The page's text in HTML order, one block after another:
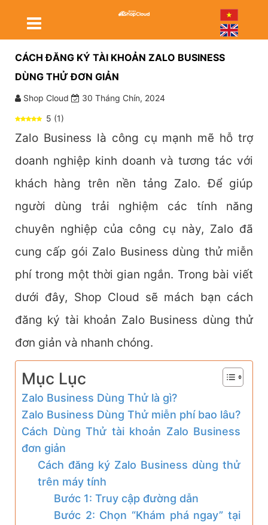
CÁCH ĐĂNG KÝ TÀI KHOẢN ZALO BUSINESS
DÙNG THỬ ĐƠN GIẢN
Shop Cloud
30 Tháng Chín, 2024
5 (1)
Zalo Business là công cụ mạnh mẽ hỗ trợ
doanh nghiệp kinh doanh và tương tác với
khách hàng trên nền tảng Zalo. Để giúp
người dùng trải nghiệm các tính năng
chuyên nghiệp của công cụ này, Zalo đã
cung cấp gói Zalo Business dùng thử miễn
phí trong một thời gian ngắn. Trong bài viết
dưới đây, Shop Cloud sẽ mách bạn cách
đăng ký tài khoản Zalo Business dùng thử
đơn giản và nhanh chóng.
Mục Lục
Zalo Business Dùng Thử là gì?
Zalo Business Dùng Thử miễn phí bao lâu?
Cách Dùng Thử tài khoản Zalo Business
đơn giản
Cách đăng ký Zalo Business dùng thử
trên máy tính
Bước 1: Truy cập đường dẫn
Bước 2: Chọn “Khám phá ngay” tại